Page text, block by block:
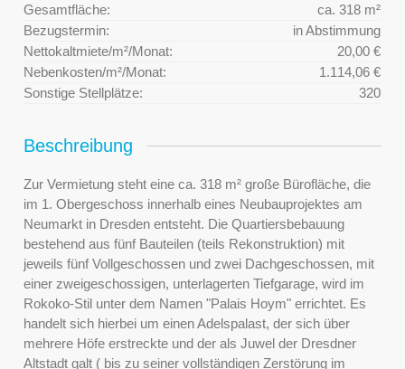
Gesamtfläche:
ca. 318 m²
Bezugstermin:
in Abstimmung
Nettokaltmiete/m²/Monat:
20,00 €
Nebenkosten/m²/Monat:
1.114,06 €
Sonstige Stellplätze:
320
Beschreibung
Zur Vermietung steht eine ca. 318 m² große Bürofläche, die
im 1. Obergeschoss innerhalb eines Neubauprojektes am
Neumarkt in Dresden entsteht. Die Quartiersbebauung
bestehend aus fünf Bauteilen (teils Rekonstruktion) mit
jeweils fünf Vollgeschossen und zwei Dachgeschossen, mit
einer zweigeschossigen, unterlagerten Tiefgarage, wird im
Rokoko-Stil unter dem Namen "Palais Hoym" errichtet. Es
handelt sich hierbei um einen Adelspalast, der sich über
mehrere Höfe erstreckte und der als Juwel der Dresdner
Altstadt galt ( bis zu seiner vollständigen Zerstörung im